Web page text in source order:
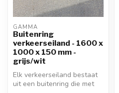
GAMMA
Buitenring
verkeerseiland - 1600 x
1000 x 150 mm -
grijs/wit
Elk verkeerseiland bestaat
uit een buitenring die met